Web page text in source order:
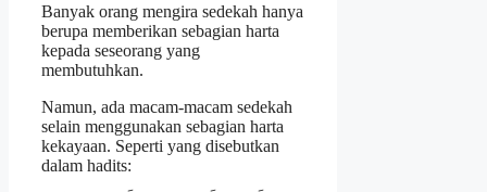
Banyak orang mengira sedekah hanya
berupa memberikan sebagian harta
kepada seseorang yang
membutuhkan.
Namun, ada macam-macam sedekah
selain menggunakan sebagian harta
kekayaan. Seperti yang disebutkan
dalam hadits: